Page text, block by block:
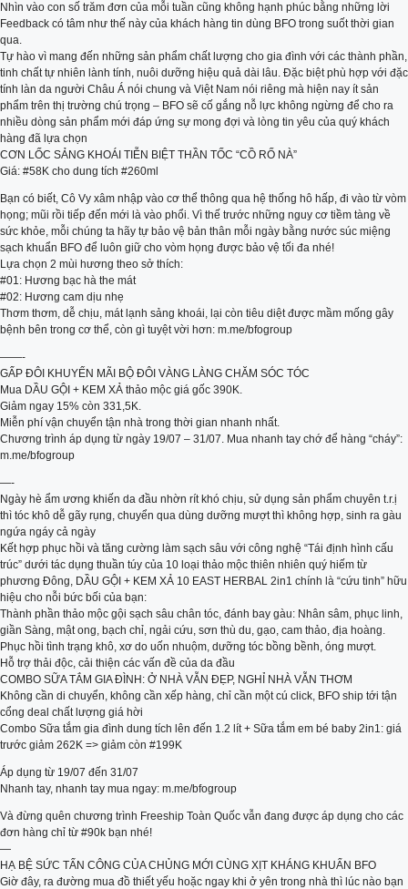
Nhìn vào con số trăm đơn của mỗi tuần cũng không hạnh phúc bằng những lời
Feedback có tâm như thế này của khách hàng tin dùng BFO trong suốt thời gian
qua.
Tự hào vì mang đến những sản phẩm chất lượng cho gia đình với các thành phần,
tinh chất tự nhiên lành tính, nuôi dưỡng hiệu quả dài lâu. Đặc biệt phù hợp với đặc
tính làn da người Châu Á nói chung và Việt Nam nói riêng mà hiện nay ít sản
phẩm trên thị trường chú trọng – BFO sẽ cố gắng nỗ lực không ngừng để cho ra
nhiều dòng sản phẩm mới đáp ứng sự mong đợi và lòng tin yêu của quý khách
hàng đã lựa chọn
CƠN LỐC SẢNG KHOÁI TIỄN BIỆT THẦN TỐC “CỒ RỐ NÀ”
Giá: #58K cho dung tích #260ml
Bạn có biết, Cô Vy xâm nhập vào cơ thể thông qua hệ thống hô hấp, đi vào từ vòm
họng; mũi rồi tiếp đến mới là vào phổi. Vì thế trước những nguy cơ tiềm tàng về
sức khỏe, mỗi chúng ta hãy tự bảo vệ bản thân mỗi ngày bằng nước súc miệng
sạch khuẩn BFO để luôn giữ cho vòm họng được bảo vệ tối đa nhé!
Lựa chọn 2 mùi hương theo sở thích:
#01: Hương bạc hà the mát
#02: Hương cam dịu nhẹ
Thơm thơm, dễ chịu, mát lạnh sảng khoái, lại còn tiêu diệt được mầm mống gây
bệnh bên trong cơ thể, còn gì tuyệt vời hơn: m.me/bfogroup
——-
GẤP ĐÔI KHUYẾN MÃI BỘ ĐÔI VÀNG LÀNG CHĂM SÓC TÓC
Mua DẦU GỘI + KEM XẢ thảo mộc giá gốc 390K.
Giảm ngay 15% còn 331,5K.
Miễn phí vận chuyển tận nhà trong thời gian nhanh nhất.
Chương trình áp dụng từ ngày 19/07 – 31/07. Mua nhanh tay chớ để hàng “cháy”:
m.me/bfogroup
—-
Ngày hè ẩm ương khiến da đầu nhờn rít khó chịu, sử dụng sản phẩm chuyên t.r.ị
thì tóc khô dễ gãy rụng, chuyển qua dùng dưỡng mượt thì không hợp, sinh ra gàu
ngứa ngáy cả ngày
Kết hợp phục hồi và tăng cường làm sạch sâu với công nghệ “Tái định hình cấu
trúc” dưới tác dụng thuần túy của 10 loại thảo mộc thiên nhiên quý hiếm từ
phương Đông, DẦU GỘI + KEM XẢ 10 EAST HERBAL 2in1 chính là “cứu tinh” hữu
hiệu cho nỗi bức bối của bạn:
Thành phần thảo mộc gội sạch sâu chân tóc, đánh bay gàu: Nhân sâm, phục linh,
giần Sàng, mật ong, bạch chỉ, ngải cứu, sơn thù du, gạo, cam thảo, địa hoàng.
Phục hồi tình trạng khô, xơ do uốn nhuộm, dưỡng tóc bồng bềnh, óng mượt.
Hỗ trợ thải độc, cải thiện các vấn đề của da đầu
COMBO SỮA TẮM GIA ĐÌNH: Ở NHÀ VẪN ĐẸP, NGHỈ NHÀ VẪN THƠM
Không cần di chuyển, không cần xếp hàng, chỉ cần một cú click, BFO ship tới tận
cổng deal chất lượng giá hời
Combo Sữa tắm gia đình dung tích lên đến 1.2 lít + Sữa tắm em bé baby 2in1: giá
trước giảm 262K => giảm còn #199K
Áp dụng từ 19/07 đến 31/07
Nhanh tay, nhanh tay mua ngay: m.me/bfogroup
Và đừng quên chương trình Freeship Toàn Quốc vẫn đang được áp dụng cho các
đơn hàng chỉ từ #90k bạn nhé!
​—
HẠ BỆ SỨC TẤN CÔNG CỦA CHỦNG MỚI CÙNG XỊT KHÁNG KHUẨN BFO
Giờ đây, ra đường mua đồ thiết yếu hoặc ngay khi ở yên trong nhà thì lúc nào bạn